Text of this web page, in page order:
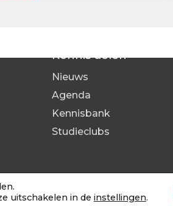
Kennis delen
Nieuws
Agenda
Kennisbank
Studieclubs
uitschakelen in de instellingen.